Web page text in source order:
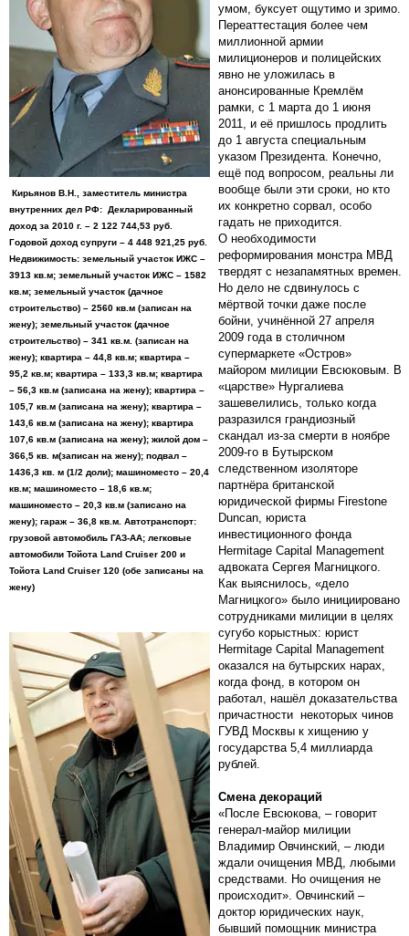
Кирьянов В.Н., заместитель министра
внутренних дел РФ: Декларированный
доход за 2010 г. – 2 122 744,53 руб.
Годовой доход супруги – 4 448 921,25 руб.
Недвижимость: земельный участок ИЖС –
3913 кв.м; земельный участок ИЖС – 1582
кв.м; земельный участок (дачное
строительство) – 2560 кв.м (записан на
жену); земельный участок (дачное
строительство) – 341 кв.м. (записан на
жену); квартира – 44,8 кв.м; квартира –
95,2 кв.м; квартира – 133,3 кв.м; квартира
– 56,3 кв.м (записана на жену); квартира –
105,7 кв.м (записана на жену); квартира –
143,6 кв.м (записана на жену); квартира
107,6 кв.м (записана на жену); жилой дом –
366,5 кв. м(записан на жену); подвал –
1436,3 кв. м (1/2 доли); машиноместо – 20,4
кв.м; машиноместо – 18,6 кв.м;
машиноместо – 20,3 кв.м (записано на
жену); гараж – 36,8 кв.м. Автотранспорт:
грузовой автомобиль ГАЗ-АА; легковые
автомобили Тойота Land Cruiser 200 и
Тойота Land Cruiser 120 (обе записаны на
жену)
умом, буксует ощутимо и зримо.
Переаттестация более чем
миллионной армии
милиционеров и полицейских
явно не уложилась в
анонсированные Кремлём
рамки, с 1 марта до 1 июня
2011, и её пришлось продлить
до 1 августа специальным
указом Президента. Конечно,
ещё под вопросом, реальны ли
вообще были эти сроки, но кто
их конкретно сорвал, особо
гадать не приходится.
О необходимости
реформирования монстра МВД
твердят с незапамятных времен.
Но дело не сдвинулось с
мёртвой точки даже после
бойни, учинённой 27 апреля
2009 года в столичном
супермаркете «Остров»
майором милиции Евсюковым. В
«царстве» Нургалиева
зашевелились, только когда
разразился грандиозный
скандал из-за смерти в ноябре
2009-го в Бутырском
следственном изоляторе
партнёра британской
юридической фирмы Firestone
Duncan, юриста
инвестиционного фонда
Hermitage Capital Management
адвоката Сергея Магницкого.
Как выяснилось, «дело
Магницкого» было инициировано
сотрудниками милиции в целях
сугубо корыстных: юрист
Hermitage Capital Management
оказался на бутырских нарах,
когда фонд, в котором он
работал, нашёл доказательства
причастности некоторых чинов
ГУВД Москвы к хищению у
государства 5,4 миллиарда
рублей.
Смена декораций
«После Евсюкова, – говорит
генерал-майор милиции
Владимир Овчинский, – люди
ждали очищения МВД, любыми
средствами. Но очищения не
происходит». Овчинский –
доктор юридических наук,
бывший помощник министра